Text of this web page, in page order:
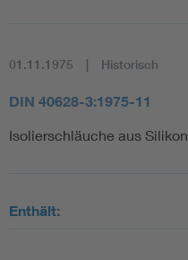
01.11.1975 Historisch
DIN 40628-3:1975-11
Isolierschläuche aus
Enthält: